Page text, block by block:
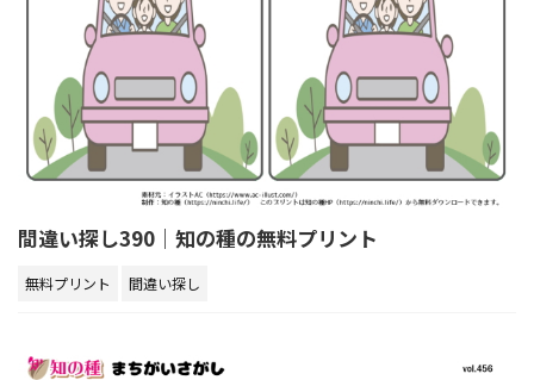
間違い探し390｜知の種の無料プリント
無料プリント 間違い探し